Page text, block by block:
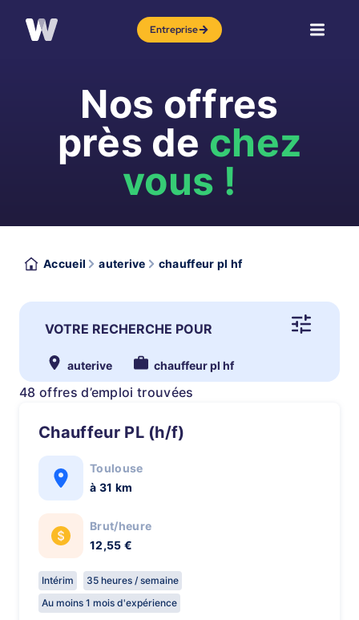
Entreprise
Nos offres
près de chez
vous !
Accueil auterive chauffeur pl hf
VOTRE RECHERCHE POUR
auterive chauffeur pl hf
48 offres d’emploi trouvées
Chauffeur PL (h/f)
Toulouse
à 31 km
Brut/heure
12,55 €
Intérim
35 heures / semaine
Au moins 1 mois d'expérience